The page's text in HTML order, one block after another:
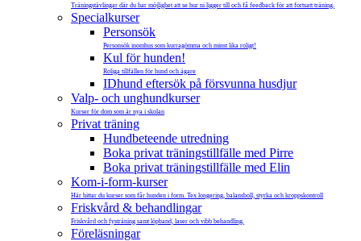
Träningstävlingar där du har möjlighet att se hur ni ligger till och få feedback för att fortsatt träning.
Specialkurser
Personsök
Personsök inomhus som kurragömma och minst lika roligt!
Kul för hunden!
Roliga tillfällen för hund och ägare
IDhund eftersök på försvunna husdjur
Valp- och unghundkurser
Kurser för dom som är nya i skolan
Privat träning
Hundbeteende utredning
Boka privat träningstillfälle med Pirre
Boka privat träningstillfälle med Elin
Kom-i-form-kurser
Här hittar du kurser som får hunden i form. Tex longering, balansboll, styrka och kroppskontroll
Friskvård & behandlingar
Friskvård och fysträning samt löpband, laser och vibb behandling.
Föreläsningar